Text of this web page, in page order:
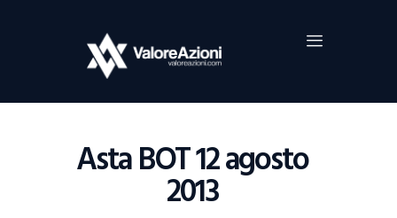
Asta BOT 12 agosto
2013
Home
Investimenti
Borsa
Guide Al Trading